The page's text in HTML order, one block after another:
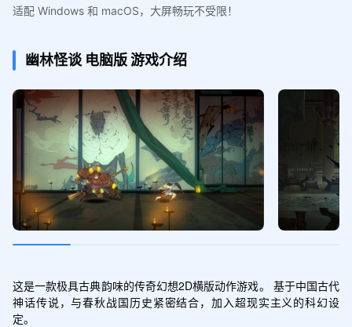
适配 Windows 和 macOS，大屏畅玩不受限！
幽林怪谈 电脑版游戏介绍
这是一款极具古典韵味的传奇幻想2D横版动作游戏。 基于中国古代
神话传说，与春秋战国历史紧密结合，加入超现实主义的科幻设
定。